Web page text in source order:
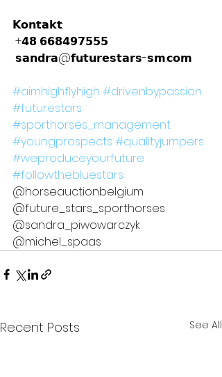
𝗞𝗼𝗻𝘁𝗮𝗸𝘁:⁣
+𝟰𝟴 𝟲𝟲𝟴𝟰𝟵𝟳𝟱𝟱𝟱 ⁣
𝘀𝗮𝗻𝗱𝗿𝗮@𝗳𝘂𝘁𝘂𝗿𝗲𝘀𝘁𝗮𝗿𝘀-𝘀𝗺.𝗰𝗼𝗺 ⁣
#aimhighflyhigh #drivenbypassion
#futurestars
#sporthorses_management
#youngprospects #qualityjumpers
#weproduceyourfuture
#followthebluestars
@horseauctionbelgium
@future_stars_sporthorses
@sandra_piwowarczyk
@michel_spaas
Recent Posts See All